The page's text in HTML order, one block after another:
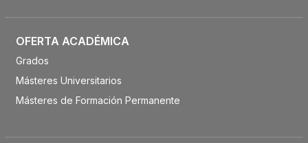
OFERTA ACADÉMICA
Grados
Másteres Universitarios
Másteres de Formación Permanente